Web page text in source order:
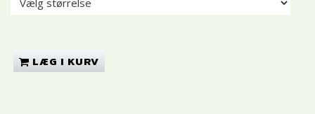
LÆG I KURV